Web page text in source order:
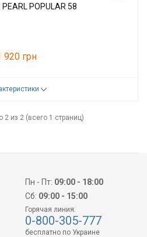
POPULAR 58
920 грн
2 из 2 (всего 1 страниц)
Пн - Пт: 09:00 - 18:00
Сб: 09:00 - 15:00
Горячая линия:
0-800-305-777
бесплатно по Украине